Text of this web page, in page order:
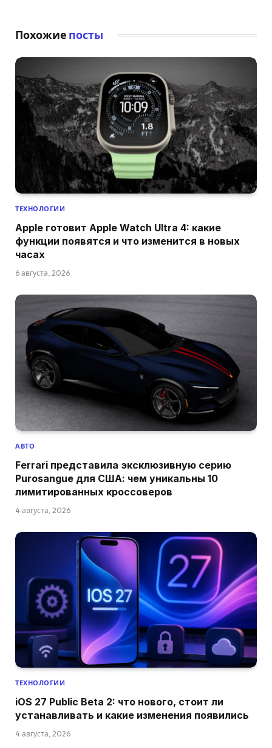
Похожие посты
ТЕХНОЛОГИИ
Apple готовит Apple Watch Ultra 4: какие
функции появятся и что изменится в новых
часах
6 августа, 2026
АВТО
Ferrari представила эксклюзивную серию
Purosangue для США: чем уникальны 10
лимитированных кроссоверов
4 августа, 2026
ТЕХНОЛОГИИ
iOS 27 Public Beta 2: что нового, стоит ли
устанавливать и какие изменения появились
4 августа, 2026